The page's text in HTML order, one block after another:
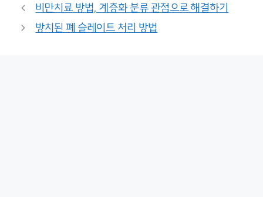
비만치료 방법, 계층화 분류 관점으로 해결하기
방치된 폐 슬레이트 처리 방법